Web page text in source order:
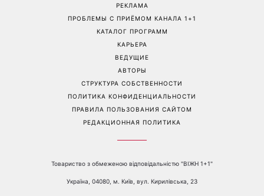
РЕКЛАМА
ПРОБЛЕМЫ С ПРИЁМОМ КАНАЛА 1+1
КАТАЛОГ ПРОГРАММ
КАРЬЕРА
ВЕДУЩИЕ
АВТОРЫ
СТРУКТУРА СОБСТВЕННОСТИ
ПОЛИТИКА КОНФИДЕНЦИАЛЬНОСТИ
ПРАВИЛА ПОЛЬЗОВАНИЯ САЙТОМ
РЕДАКЦИОННАЯ ПОЛИТИКА
Товариство з обмеженою відповідальністю "ВІЖН 1+1"
Україна, 04080, м. Київ, вул. Кирилівська, 23